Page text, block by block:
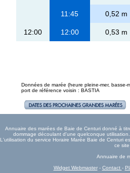
11:45 0,52 m
12:00 12:00 0,53 m
Données de marée (heure pleine-mer,
port de référence voisin : BASTIA
Annuaire des marées de Baie de Centuri donné à
dommage découlant d'une quelconque
L'utilisation du service Horaire Marée Baie de Centuri
ce
Annuaire de
Widget Webmaster- Contact -